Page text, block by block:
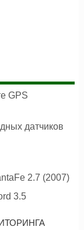
GPS
датчиков
2.7 (2007)
3.5